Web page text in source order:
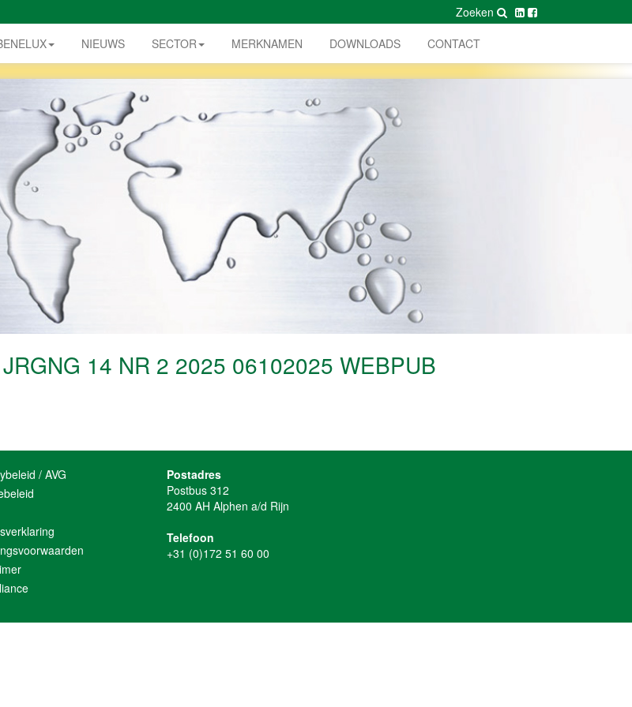
Zoeken
NIEUWS SECTOR MERKNAMEN DOWNLOADS CONTACT
14 NR 2 2025 06102025 WEBPUB
/ AVG
Postadres
Postbus 312
2400 AH Alphen a/d Rijn
Telefoon
+31 (0)172 51 60 00